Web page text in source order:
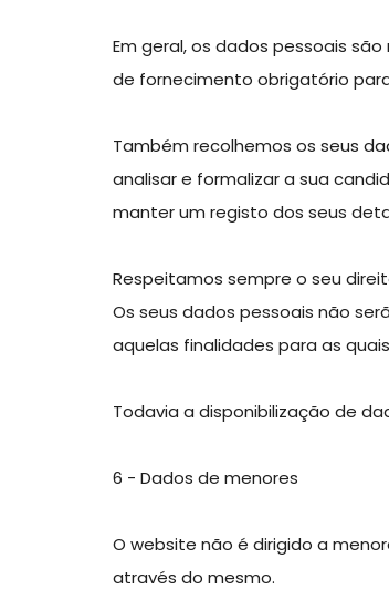
Em geral, os dados pessoais
de fornecimento obrigatório
Também recolhemos os seus
analisar e formalizar a sua
manter um registo dos seus
Respeitamos sempre o seu
Os seus dados pessoais não
aquelas finalidades para as
Todavia a disponibilização de
6 - Dados de menores
O website não é dirigido a
através do mesmo.